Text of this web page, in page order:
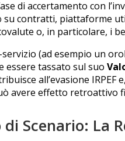
di accertamento con
su contratti, piattaforme
o, in particolare, i
(ad esempio un
essere tassato sul suo
all’evasione IRPEF
avere effetto retroattivo
Scenario: La